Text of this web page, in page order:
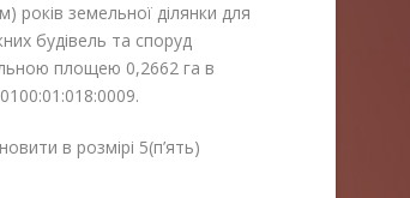
років земельної ділянки для
будівель та споруд
площею 0,2662 га в
в розмірі 5(п’ять)